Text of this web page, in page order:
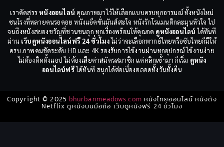
เราคัดสรรหนังออนไลน์ คุณภาพมาไว้ให้เลือกแบบครบทุกอารมณ์ ทั้งหนังใหม่
ชนโรงที่หลายคนรอคอย หนังแอ็คชั่นมันส์สะใจ หนังรักโรแมนติกละมุนหัวใจ ไป
จนถึงหนังสยองขวัญที่ชวนขนลุก ทุกเรื่องพร้อมให้คุณกด ดูหนังออนไลน์ ได้ทันที
ผ่าน เว็บดูหนังออนไลน์ฟรี 24 ชั่วโมงไม่ว่าจะเลือกพากย์ไทยหรือซับไทยก็มีให้
ครบ ภาพคมชัดระดับ HD และ 4K รองรับการใช้งานผ่านทุกอุปกรณ์ ใช้งานง่าย
ไม่ต้องติดตั้งแอป ไม่ต้องเสียค่าสมัครสมาชิก แค่คลิกเข้ามา ก็เริ่ม ดูหนัง
ออนไลน์ฟรีได้ทันที สนุกได้ต่อเนื่องตลอดทั้งวันทั้งคืน
Copyright © 2025 bhurbanmeadows.com หนังไทยออนไลน์ หนังดัง
Netflix ดูหนังบนมือถือ เว็บดูหนังฟรี 24 ชั่วโมง